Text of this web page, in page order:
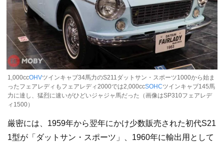
1,000ccOHVツインキャブ34馬力のS211ダットサン・スポーツ1000から始ま
ったフェアレディもフェアレディ2000では2,000ccSOHCツインキャブ145馬
力に達し、猛烈に速いがひどいジャジャ馬だった（画像はSP310フェアレデ
ィ1500）
厳密には、1959年から翌年にかけ少数販売された初代S21
1型が「ダットサン・スポーツ」、1960年に輸出用として